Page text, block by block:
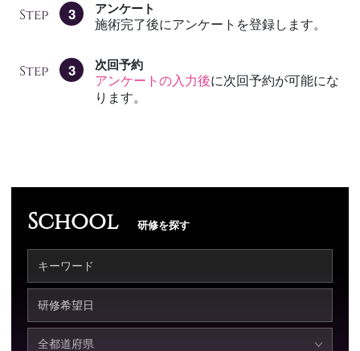
School 研修を探す
Step 3
アンケート
施術完了後にアンケートを登録します。
Step 3
次回予約
アンケートの入力後に次回予約が可能にな
ります。